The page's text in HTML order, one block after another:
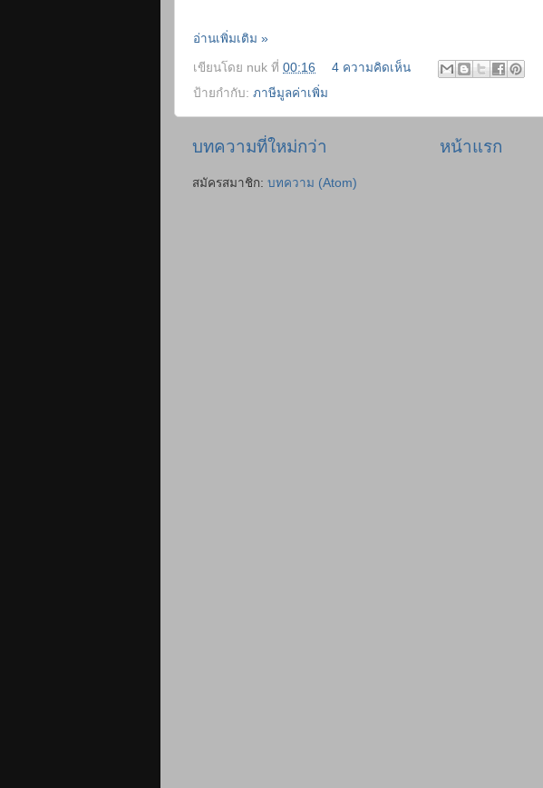
อ่านเพิ่มเติม »
เขียนโดย nuk ที่ 00:16
4 ความคิดเห็น
ป้ายกำกับ: ภาษีมูลค่าเพิ่ม
บทความที่ใหม่กว่า หน้าแรก
สมัครสมาชิก: บทความ (Atom)